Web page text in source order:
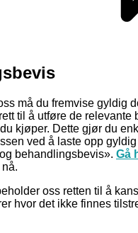
må du fremvise gyldig
til å utføre de relevante
kjøper. Dette gjør du
ved å laste opp
behandlingsbevis». Gå
oss retten til å
hvor det ikke finnes